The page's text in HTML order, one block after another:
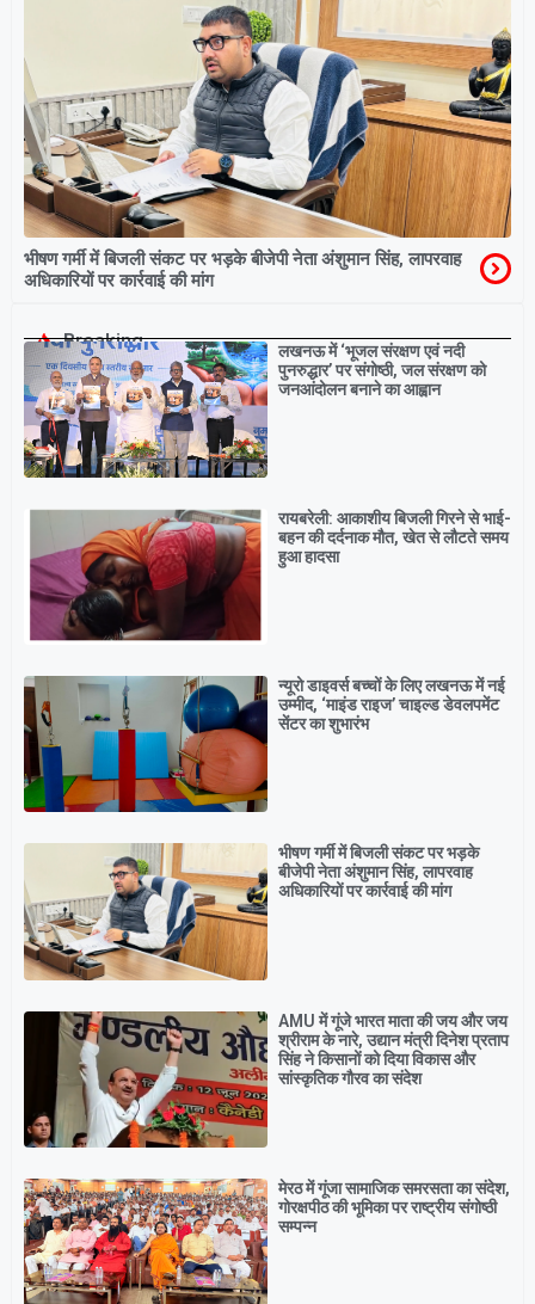
भीषण गर्मी में बिजली संकट पर भड़के बीजेपी नेता अंशुमान सिंह, लापरवाह
अधिकारियों पर कार्रवाई की मांग
Breaking
लखनऊ में ‘भूजल संरक्षण एवं नदी
पुनरुद्धार’ पर संगोष्ठी, जल संरक्षण को
जनआंदोलन बनाने का आह्वान
रायबरेली: आकाशीय बिजली गिरने से भाई-
बहन की दर्दनाक मौत, खेत से लौटते समय
हुआ हादसा
न्यूरो डाइवर्स बच्चों के लिए लखनऊ में नई
उम्मीद, ‘माइंड राइज’ चाइल्ड डेवलपमेंट
सेंटर का शुभारंभ
भीषण गर्मी में बिजली संकट पर भड़के
बीजेपी नेता अंशुमान सिंह, लापरवाह
अधिकारियों पर कार्रवाई की मांग
AMU में गूंजे भारत माता की जय और जय
श्रीराम के नारे, उद्यान मंत्री दिनेश प्रताप
सिंह ने किसानों को दिया विकास और
सांस्कृतिक गौरव का संदेश
मेरठ में गूंजा सामाजिक समरसता का संदेश,
गोरक्षपीठ की भूमिका पर राष्ट्रीय संगोष्ठी
सम्पन्न